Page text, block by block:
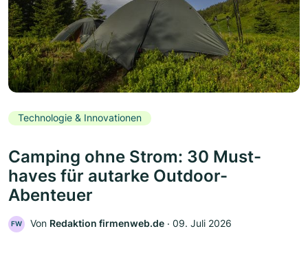
Technologie & Innovationen
Camping ohne Strom: 30 Must-
haves für autarke Outdoor-
Abenteuer
FW Von Redaktion firmenweb.de ‧ 09. Juli 2026